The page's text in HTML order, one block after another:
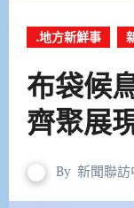
.地方新鮮事
布袋候
齊聚展
By 新聞聯訪